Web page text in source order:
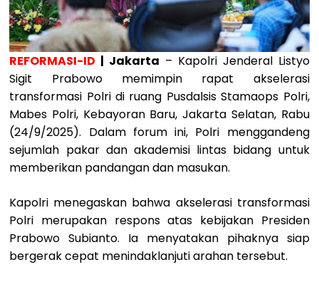
REFORMASI-ID | Jakarta – Kapolri Jenderal Listyo
Sigit Prabowo memimpin rapat akselerasi
transformasi Polri di ruang Pusdalsis Stamaops Polri,
Mabes Polri, Kebayoran Baru, Jakarta Selatan, Rabu
(24/9/2025). Dalam forum ini, Polri menggandeng
sejumlah pakar dan akademisi lintas bidang untuk
memberikan pandangan dan masukan.
Kapolri menegaskan bahwa akselerasi transformasi
Polri merupakan respons atas kebijakan Presiden
Prabowo Subianto. Ia menyatakan pihaknya siap
bergerak cepat menindaklanjuti arahan tersebut.